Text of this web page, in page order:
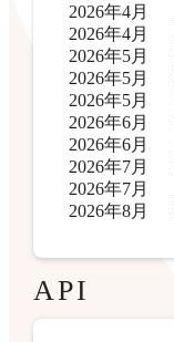
2026年4月
2026年4月
2026年5月
2026年5月
2026年5月
2026年6月
2026年6月
2026年7月
2026年7月
2026年8月
API